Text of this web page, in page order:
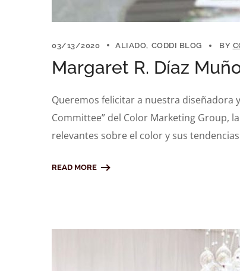
03/13/2020 ALIADO CODDI BLOG BY
Margaret R. Díaz
Queremos felicitar a nuestra diseñadora
Committee” del Color Marketing Group,
relevantes sobre el color y sus
READ MORE